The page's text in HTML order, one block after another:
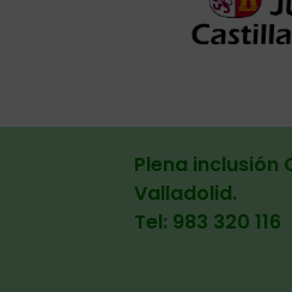
Plena inclusión
Valladolid.
Tel: 983 320 116